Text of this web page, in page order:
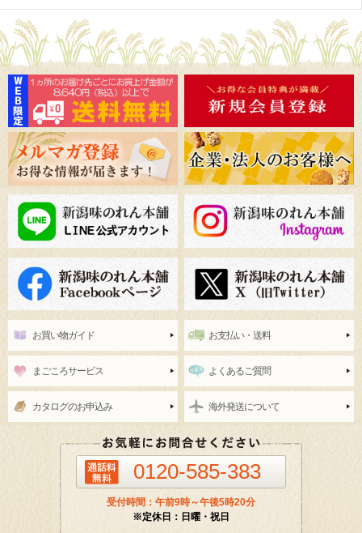
お買い物ガイド お支払い・送料
まごころサービス よくあるご質問
カタログのお申込み 海外発送について
0120-585-383
受付時間：午前9時～午後5時20分
※定休日：日曜・祝日